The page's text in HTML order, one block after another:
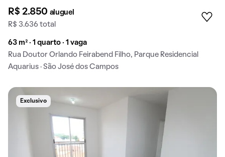
R$ 2.850 aluguel
R$ 3.636 total
63 m² · 1 quarto · 1 vaga
Rua Doutor Orlando Feirabend Filho, Parque Residencial
Aquarius · São José dos Campos
Exclusivo